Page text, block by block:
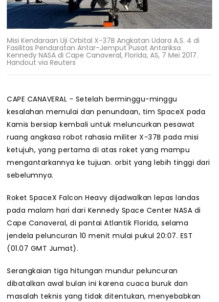
Misi Kendaraan Uji Orbital X-37B Angkatan Udara A.S. 4 di
Fasilitas Pendaratan Antar-Jemput Pusat Antariksa
Kennedy NASA di Cape Canaveral, Florida, AS, 7 Mei 2017.
Handout via Reuters
CAPE CANAVERAL - Setelah berminggu-minggu
kesalahan memulai dan penundaan, tim SpaceX pada
Kamis bersiap kembali untuk meluncurkan pesawat
ruang angkasa robot rahasia militer X-37B pada misi
ketujuh, yang pertama di atas roket yang mampu
mengantarkannya ke tujuan. orbit yang lebih tinggi dari
sebelumnya.
Roket SpaceX Falcon Heavy dijadwalkan lepas landas
pada malam hari dari Kennedy Space Center NASA di
Cape Canaveral, di pantai Atlantik Florida, selama
jendela peluncuran 10 menit mulai pukul 20:07. EST
(01.07 GMT Jumat).
Serangkaian tiga hitungan mundur peluncuran
dibatalkan awal bulan ini karena cuaca buruk dan
masalah teknis yang tidak ditentukan, menyebabkan